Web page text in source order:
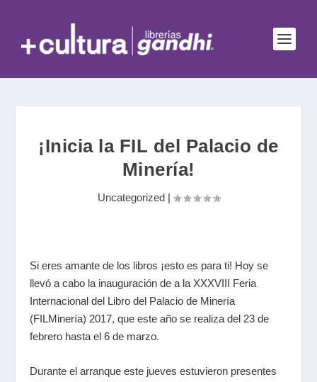
¡Inicia la FIL del Palacio de
Minería!
Uncategorized|
Si eres amante de los libros ¡esto es para ti! Hoy se
llevó a cabo la inauguración de a la XXXVIII Feria
Internacional del Libro del Palacio de Minería
(FILMinería) 2017, que este año se realiza del 23 de
febrero hasta el 6 de marzo.
Durante el arranque este jueves estuvieron presentes